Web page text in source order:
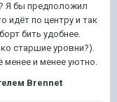
Я бы предположил
идёт по центру и так
бить удобнее.
старшие уровни?).
менее и менее уютно.
Brennet